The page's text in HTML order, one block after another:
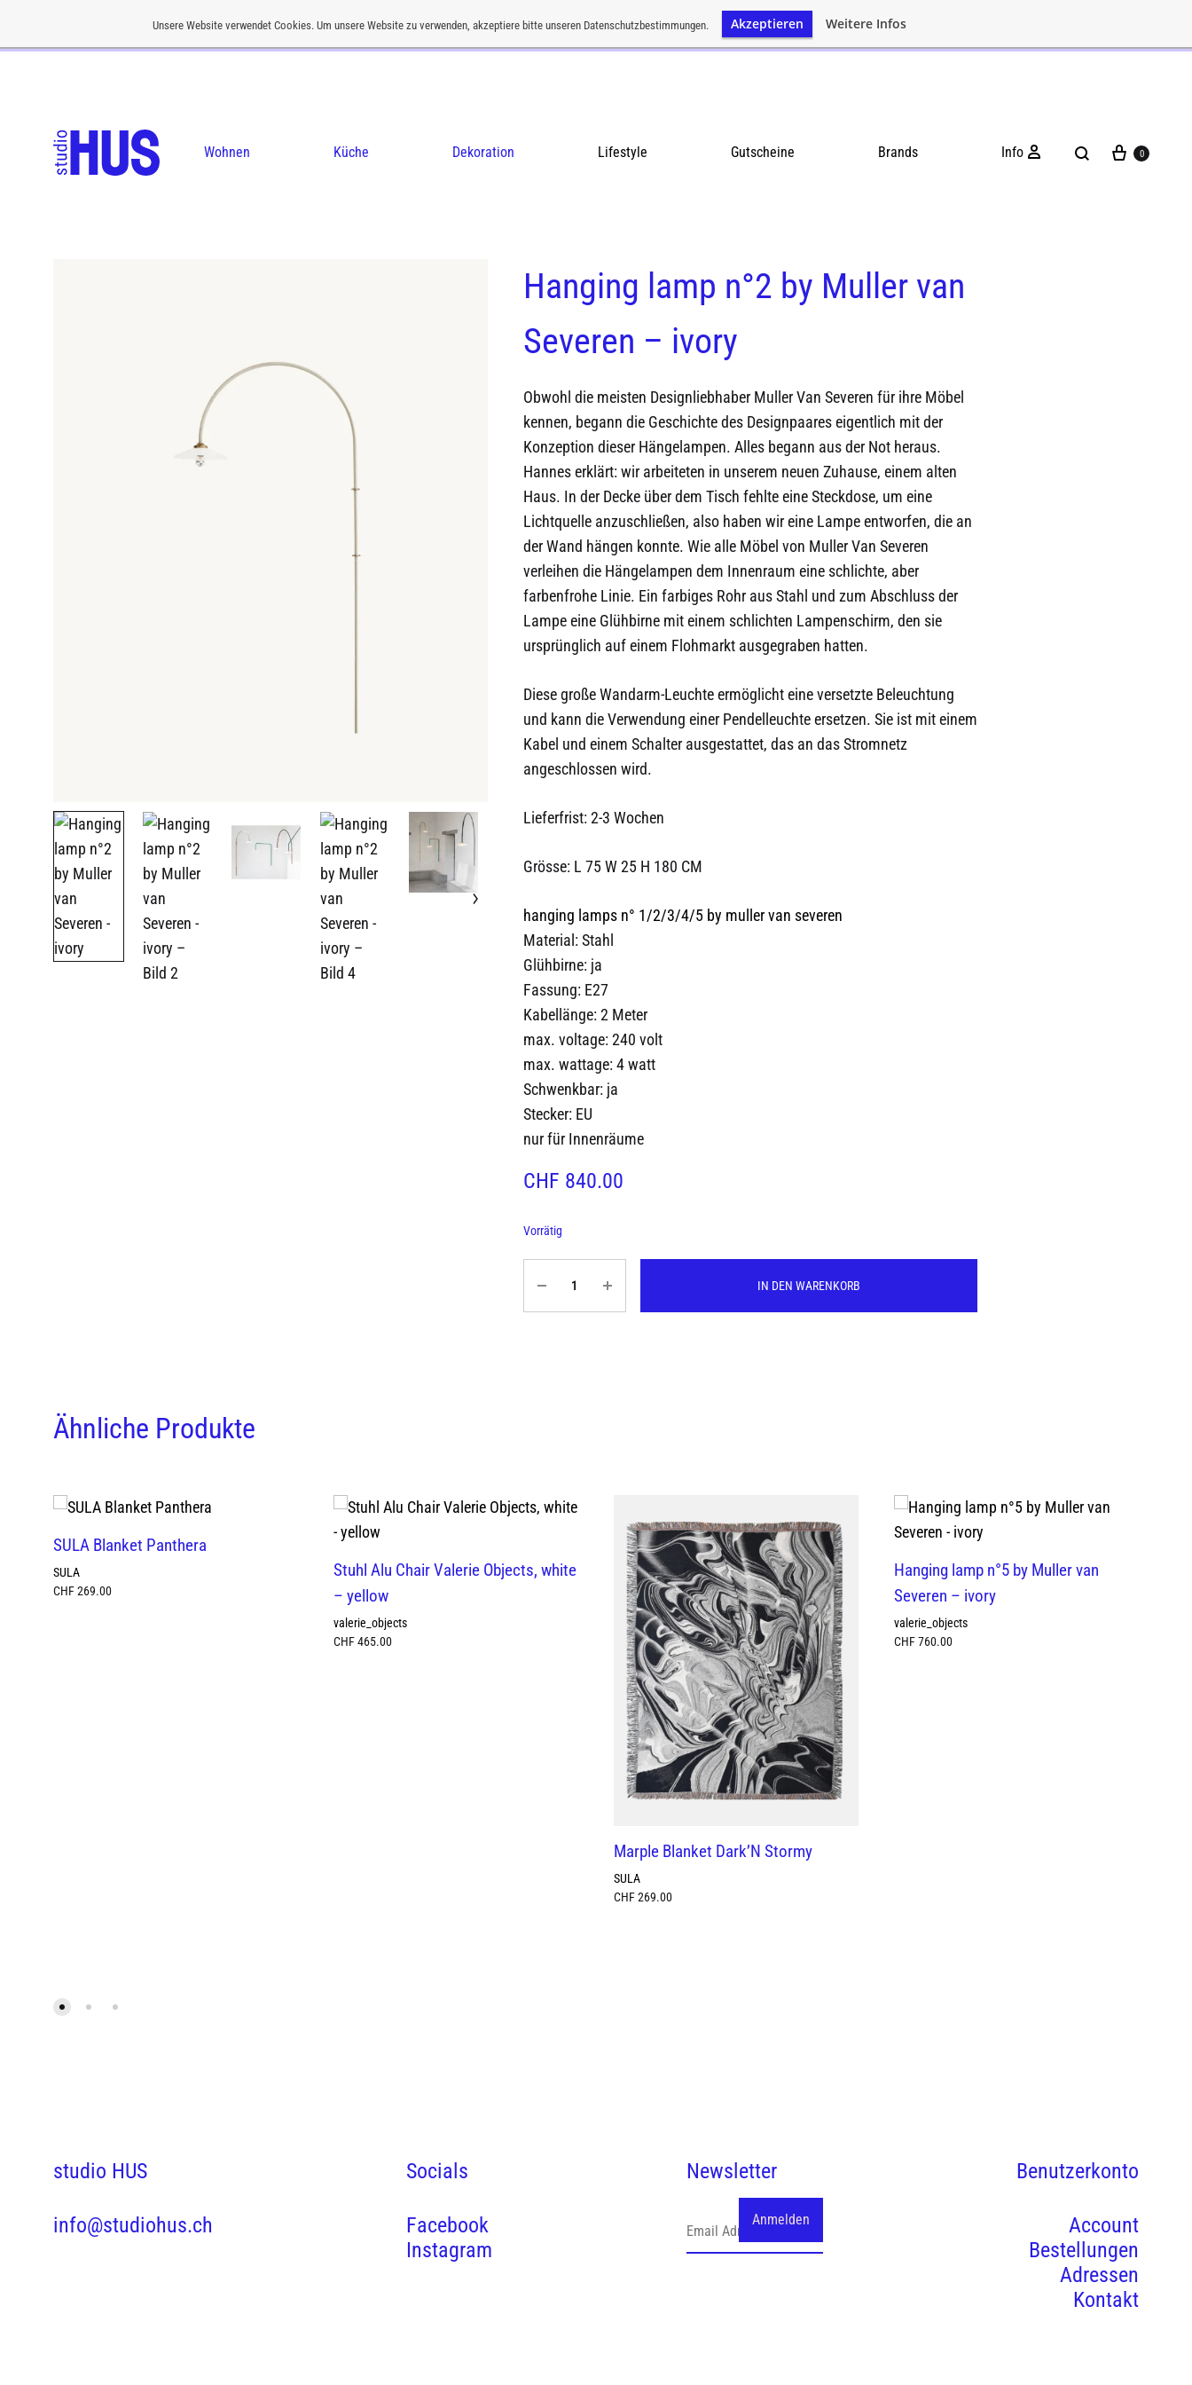
Unsere Website verwendet Cookies. Um unsere Website zu verwenden, akzeptiere bitte unseren Datenschutzbestimmungen. Akzeptieren Weitere Infos
Kostenloser Versand ab einem Bestellwert von CHF 200
VERWERFEN
Wohnen Küche Dekoration Lifestyle Gutscheine Brands Info 0
Hanging lamp n°2 by Muller van
Severen – ivory
Obwohl die meisten Designliebhaber Muller Van Severen für ihre Möbel
kennen, begann die Geschichte des Designpaares eigentlich mit der
Konzeption dieser Hängelampen. Alles begann aus der Not heraus.
Hannes erklärt: wir arbeiteten in unserem neuen Zuhause, einem alten
Haus. In der Decke über dem Tisch fehlte eine Steckdose, um eine
Lichtquelle anzuschließen, also haben wir eine Lampe entworfen, die an
der Wand hängen konnte. Wie alle Möbel von Muller Van Severen
verleihen die Hängelampen dem Innenraum eine schlichte, aber
farbenfrohe Linie. Ein farbiges Rohr aus Stahl und zum Abschluss der
Lampe eine Glühbirne mit einem schlichten Lampenschirm, den sie
ursprünglich auf einem Flohmarkt ausgegraben hatten.
Diese große Wandarm-Leuchte ermöglicht eine versetzte Beleuchtung
und kann die Verwendung einer Pendelleuchte ersetzen. Sie ist mit einem
Kabel und einem Schalter ausgestattet, das an das Stromnetz
angeschlossen wird.
Lieferfrist: 2-3 Wochen
Grösse: L 75 W 25 H 180 CM
hanging lamps n° 1/2/3/4/5 by muller van severen
Material: Stahl
Glühbirne: ja
Fassung: E27
Kabellänge: 2 Meter
max. voltage: 240 volt
max. wattage: 4 watt
Schwenkbar: ja
Stecker: EU
nur für Innenräume
CHF 840.00
Vorrätig
IN DEN WARENKORB
Ähnliche Produkte
SULA Blanket Panthera
SULA
CHF269.00
Stuhl Alu Chair Valerie Objects, white
– yellow
valerie_objects
CHF465.00
Marple Blanket Dark’N Stormy
SULA
CHF269.00
Hanging lamp n°5 by Muller van
Severen – ivory
valerie_objects
CHF760.00
studio HUS
info@studiohus.ch
Socials
Facebook
Instagram
Newsletter Benutzerkonto
Account
Bestellungen
Adressen
Kontakt